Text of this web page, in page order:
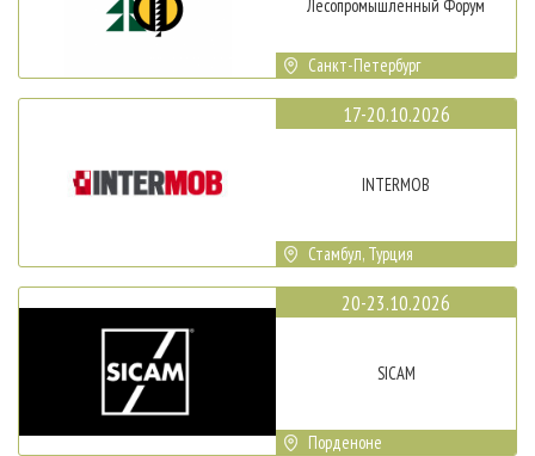
Лесопромышленный Форум
Санкт-Петербург
17-20.10.2026
INTERMOB
Стамбул, Турция
20-23.10.2026
SICAM
Порденоне